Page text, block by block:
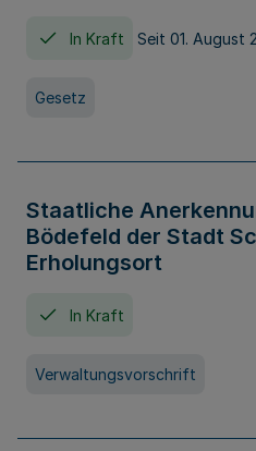
In Kraft Seit 01. August
Gesetz
Staatliche
Bödefeld der Stadt
Erholungsort
In Kraft
Verwaltungsvorschrift